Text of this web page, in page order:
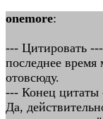
onemore:
--- Цитировать
последнее
отовсюду.
--- Конец цитаты
Да,